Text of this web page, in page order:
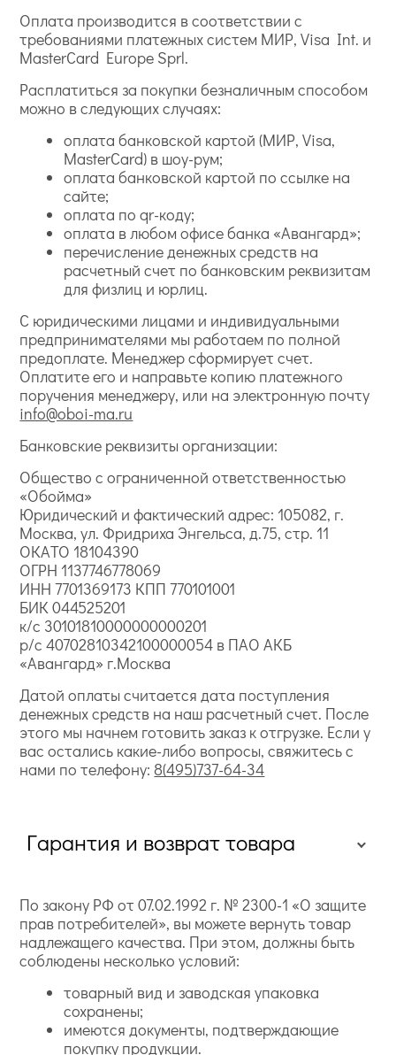
Оплата производится в соответствии с
требованиями платежных систем МИР, Visa Int. и
MasterCard Europe Sprl.
Расплатиться за покупки безналичным способом
можно в следующих случаях:
оплата банковской картой (МИР, Visa,
MasterCard) в шоу-рум;
оплата банковской картой по ссылке на
сайте;
оплата по qr-коду;
оплата в любом офисе банка «Авангард»;
перечисление денежных средств на
расчетный счет по банковским реквизитам
для физлиц и юрлиц.
С юридическими лицами и индивидуальными
предпринимателями мы работаем по полной
предоплате. Менеджер сформирует счет.
Оплатите его и направьте копию платежного
поручения менеджеру, или на электронную почту
info@oboi-ma.ru
Банковские реквизиты организации:
Общество с ограниченной ответственностью
«Обойма»
Юридический и фактический адрес: 105082, г.
Москва, ул. Фридриха Энгельса, д.75, стр. 11
ОКАТО 18104390
ОГРН 1137746778069
ИНН 7701369173 КПП 770101001
БИК 044525201
к/с 30101810000000000201
р/с 40702810342100000054 в ПАО АКБ
«Авангард» г.Москва
Датой оплаты считается дата поступления
денежных средств на наш расчетный счет. После
этого мы начнем готовить заказ к отгрузке. Если у
вас остались какие-либо вопросы, свяжитесь с
нами по телефону: 8(495)737-64-34
Гарантия и возврат товара
По закону РФ от 07.02.1992 г. № 2300-1 «О защите
прав потребителей», вы можете вернуть товар
надлежащего качества. При этом, должны быть
соблюдены несколько условий:
товарный вид и заводская упаковка
сохранены;
имеются документы, подтверждающие
покупку продукции.